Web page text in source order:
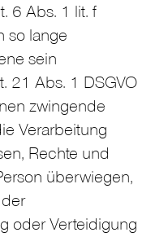
6 Abs. 1 lit. f
so lange
sein
21 Abs. 1 DSGVO
zwingende
Verarbeitung
Rechte und
überwiegen,
oder Verteidigung